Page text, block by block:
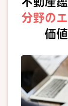
分野の
価